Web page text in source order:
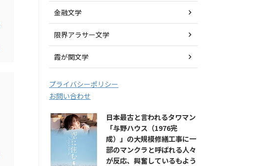
金融文学
限界アラサー文学
霞が関文学
プライバシーポリシー
お問い合わせ
日本最古と言われるタワマン
「与野ハウス（1976完
成）」の大規模修繕工事に一
部のマンクラと呼ばれる人々
が反応、興奮しているもよう